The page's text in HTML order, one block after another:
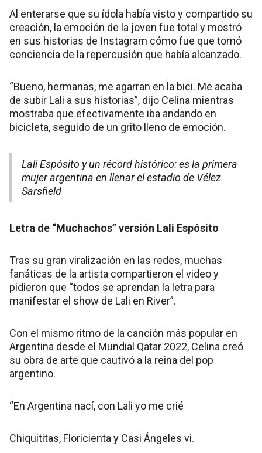
Al enterarse que su ídola había visto y compartido su
creación, la emoción de la joven fue total y mostró
en sus historias de Instagram cómo fue que tomó
conciencia de la repercusión que había alcanzado.
“Bueno, hermanas, me agarran en la bici. Me acaba
de subir Lali a sus historias”, dijo Celina mientras
mostraba que efectivamente iba andando en
bicicleta, seguido de un grito lleno de emoción.
Lali Espósito y un récord histórico: es la primera
mujer argentina en llenar el estadio de Vélez
Sarsfield
Letra de “Muchachos” versión Lali Espósito
Tras su gran viralización en las redes, muchas
fanáticas de la artista compartieron el video y
pidieron que “todos se aprendan la letra para
manifestar el show de Lali en River”.
Con el mismo ritmo de la canción más popular en
Argentina desde el Mundial Qatar 2022, Celina creó
su obra de arte que cautivó a la reina del pop
argentino.
“En Argentina nací, con Lali yo me crié
Chiquititas, Floricienta y Casi Ángeles vi.